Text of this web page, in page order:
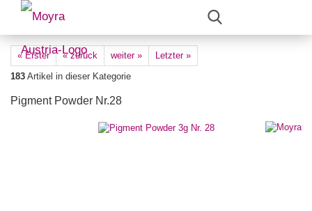
« Erster « zurück weiter »
Letzter »
183 Artikel in dieser Kategorie
Pigment Powder Nr.28